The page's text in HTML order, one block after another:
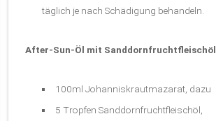
täglich je nach Schädigung behandeln.
After-Sun-Öl mit Sanddornfruchtfleischöl
100ml Johanniskrautmazarat, dazu
5 Tropfen Sanddornfruchtfleischöl,